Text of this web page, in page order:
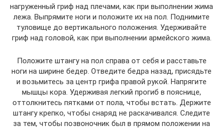
нагруженный гриф над плечами, как при выполнении жима
лежа. Выпрямите ноги и положите их на пол. Поднимите
туловище до вертикального положения. Удерживайте
гриф над головой, как при выполнении армейского жима.
Положите штангу на пол справа от себя и расставьте
ноги на ширине бедер. Отведите бедра назад, присядьте
и возьмитесь за центр грифа правой рукой. Напрягите
мышцы кора. Удерживая легкий прогиб в пояснице,
оттолкнитесь пятками от пола, чтобы встать. Держите
штангу крепко, чтобы снаряд не раскачивался. Следите
за тем, чтобы позвоночник был в прямом положении на